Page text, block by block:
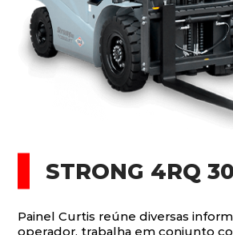
STRONG 4RQ
Painel Curtis reúne diversas
operador, trabalha em conjunto